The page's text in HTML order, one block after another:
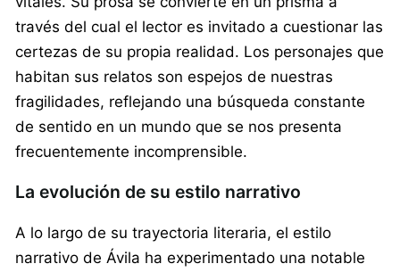
través del cual el lector es invitado a cuestionar las
certezas de su propia realidad. Los personajes que
habitan sus relatos son espejos de nuestras
fragilidades, reflejando una búsqueda constante
de sentido en un mundo que se nos presenta
frecuentemente incomprensible.
La evolución de su estilo narrativo
A lo largo de su trayectoria literaria, el estilo
narrativo de Ávila ha experimentado una notable